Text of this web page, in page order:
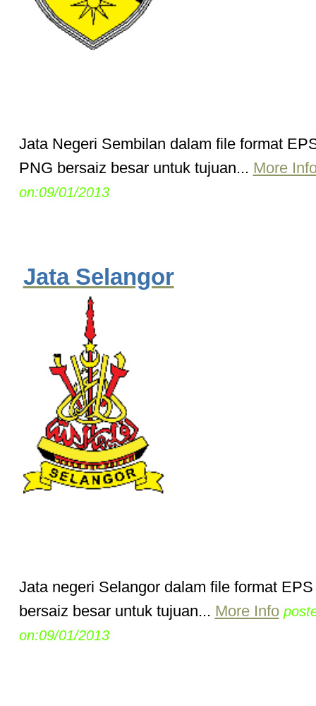
Jata Negeri Sembilan dalam file format
PNG bersaiz besar untuk tujuan... More
on:09/01/2013
Jata Selangor
Jata negeri Selangor dalam file format
bersaiz besar untuk tujuan... More Info
on:09/01/2013